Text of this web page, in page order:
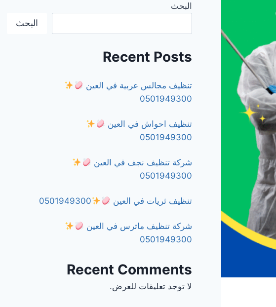
البحث
البحث
Recent Posts
تنظيف مجالس عربية في العين
0501949300
تنظيف احواش في العين
0501949300
شركة تنظيف نجف في العين
0501949300
تنظيف ثريات في العين 0501949300
شركة تنظيف ماترس في العين
0501949300
Recent Comments
لا توجد تعليقات للعرض.